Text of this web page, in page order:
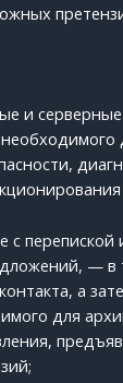
и
с перепиской
— в
а
для